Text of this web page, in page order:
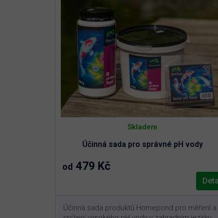
Účinná sada pro správné pH vody
Skladem
od 479 Kč
Účinná sada produktů Homepond pro měření a